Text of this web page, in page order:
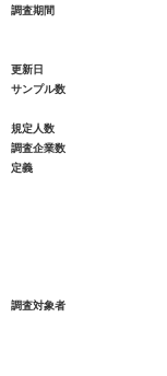
調査期間
更新日
サンプル数
規定人数
調査企業数
定義
調査対象者